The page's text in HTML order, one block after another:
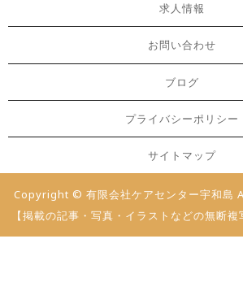
求人情報
お問い合わせ
ブログ
プライバシーポリシー
サイトマップ
Copyright © 有限会社ケアセンター宇和島
【掲載の記事・写真・イラストなどの無断複